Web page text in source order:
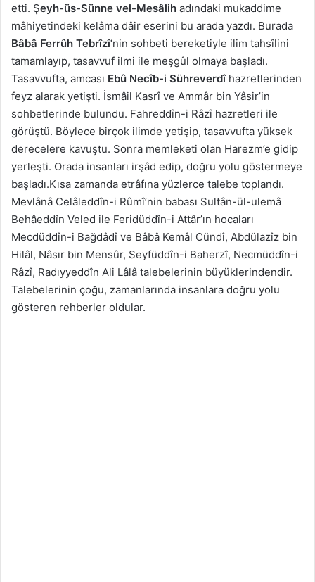
etti. Şeyh-üs-Sünne vel-Mesâlih adındaki mukaddime
mâhiyetindeki kelâma dâir eserini bu arada yazdı. Burada
Bâbâ Ferrûh Tebrîzî‘nin sohbeti bereketiyle ilim tahsîlini
tamamlayıp, tasavvuf ilmi ile meşgûl olmaya başladı.
Tasavvufta, amcası Ebû Necîb-i Sühreverdîhazretlerinden
feyz alarak yetişti. İsmâil Kasrî ve Ammâr bin Yâsir’in
sohbetlerinde bulundu. Fahreddîn-i Râzî hazretleri ile
görüştü. Böylece birçok ilimde yetişip, tasavvufta yüksek
derecelere kavuştu. Sonra memleketi olan Harezm’e gidip
yerleşti. Orada insanları irşâd edip, doğru yolu göstermeye
başladı.Kısa zamanda etrâfına yüzlerce talebe toplandı.
Mevlânâ Celâleddîn-i Rûmî’nin babası Sultân-ül-ulemâ
Behâeddîn Veled ile Feridüddîn-i Attâr’ın hocaları
Mecdüddîn-i Bağdâdî ve Bâbâ Kemâl Cündî, Abdülazîz bin
Hilâl, Nâsır bin Mensûr, Seyfüddîn-i Baherzî, Necmüddîn-i
Râzî, Radıyyeddîn Ali Lâlâ talebelerinin büyüklerindendir.
Talebelerinin çoğu, zamanlarında insanlara doğru yolu
gösteren rehberler oldular.